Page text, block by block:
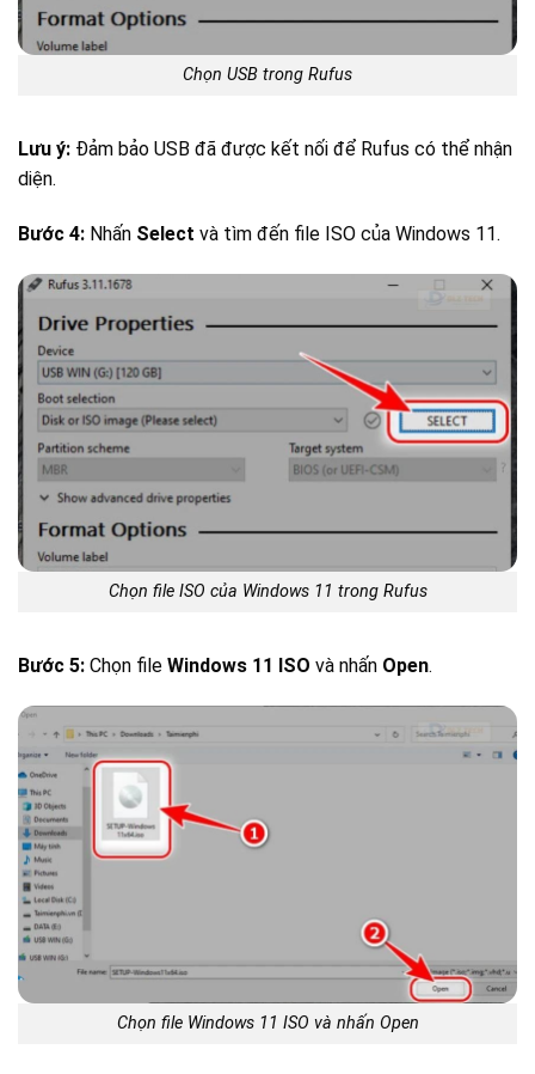
Chọn USB trong Rufus
Lưu ý: Đảm bảo USB đã được kết nối để Rufus có thể nhận
diện.
Bước 4: Nhấn Select và tìm đến file ISO của Windows 11.
Chọn file ISO của Windows 11 trong Rufus
Bước 5: Chọn file Windows 11 ISO và nhấn Open.
Chọn file Windows 11 ISO và nhấn Open